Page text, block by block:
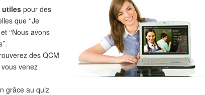
utiles pour des
que ‘‘Je
‘‘Nous avons
des QCM
venez
grâce au quiz